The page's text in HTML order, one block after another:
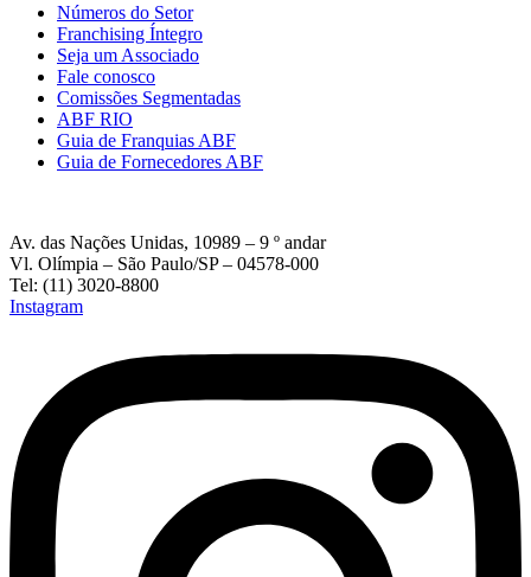
Números do Setor
Franchising Íntegro
Seja um Associado
Fale conosco
Comissões Segmentadas
ABF RIO
Guia de Franquias ABF
Guia de Fornecedores ABF
Av. das Nações Unidas, 10989 – 9 º andar
Vl. Olímpia – São Paulo/SP – 04578-000
Tel: (11) 3020-8800
Instagram